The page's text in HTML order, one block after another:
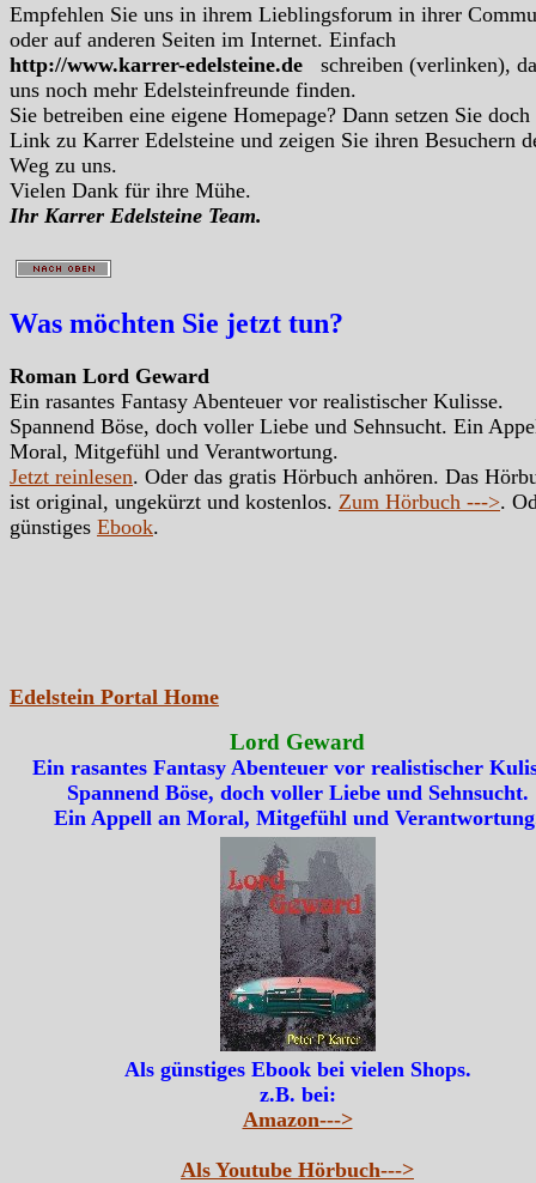
Empfehlen Sie uns in ihrem Lieblingsforum in ihrer
oder auf anderen Seiten im Internet. Einfach
http://www.karrer-edelsteine.de
schreiben (verlinken),
uns noch mehr Edelsteinfreunde finden.
Sie betreiben eine eigene Homepage? Dann setzen Sie doch
Link zu Karrer Edelsteine und zeigen Sie ihren Besuchern
Weg zu uns.
Vielen Dank für ihre Mühe.
Ihr Karrer Edelsteine Team.
Was möchten Sie jetzt tun?
Roman Lord Geward
Ein rasantes Fantasy Abenteuer vor realistischer Kulisse.
Spannend Böse, doch voller Liebe und Sehnsucht. Ein
Moral, Mitgefühl und Verantwortung.
Jetzt reinlesen. Oder das gratis Hörbuch anhören. Das
ist original, ungekürzt und kostenlos. Zum Hörbuch --->.
günstiges Ebook.
Edelstein Portal Home
Lord Geward
Ein rasantes Fantasy Abenteuer vor realistischer
Spannend Böse, doch voller Liebe und Sehnsucht.
Ein Appell an Moral, Mitgefühl und
Als günstiges Ebook bei vielen Shops.
z.B. bei:
Amazon--->
Als Youtube Hörbuch--->